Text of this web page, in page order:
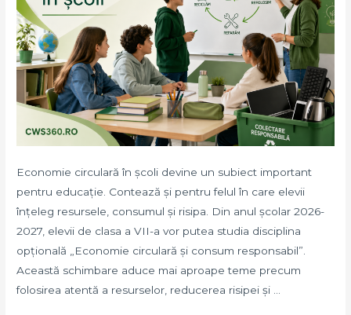
Economie circulară în școli devine un subiect important
pentru educație. Contează și pentru felul în care elevii
înțeleg resursele, consumul și risipa. Din anul școlar 2026-
2027, elevii de clasa a VII-a vor putea studia disciplina
opțională „Economie circulară și consum responsabil”.
Această schimbare aduce mai aproape teme precum
folosirea atentă a resurselor, reducerea risipei și …